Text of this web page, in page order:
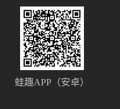
蛙趣APP（安卓）